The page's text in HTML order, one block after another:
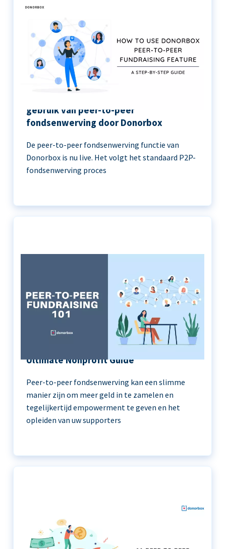
gebruik van peer-to-peer
fondsenwerving door Donorbox
De peer-to-peer fondsenwerving functie van
Donorbox is nu live. Het volgt het standaard P2P-
fondsenwerving proces
Peer-to-Peer Fundraising 101 | The
Ultimate Nonprofit Guide
Peer-to-peer fondsenwerving kan een slimme
manier zijn om meer geld in te zamelen en
tegelijkertijd empowerment te geven en het
opleiden van uw supporters